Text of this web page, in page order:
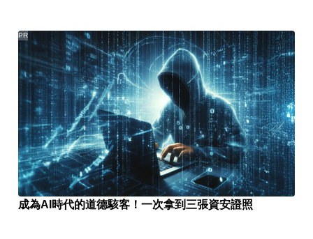
成為AI時代的道德駭客！一次拿到三張資安證照
PR